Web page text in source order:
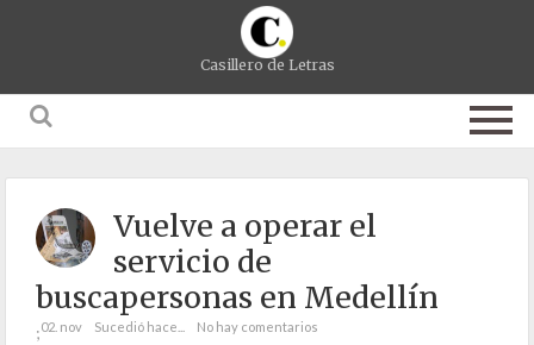
Casillero de Letras
Vuelve a operar el
servicio de
buscapersonas en Medellín
;02. nov Sucedió hace... No hay comentarios